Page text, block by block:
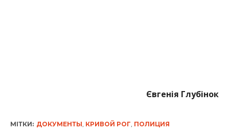
Євгенія Глубінок
МІТКИ: ДОКУМЕНТЫ КРИВОЙ РОГ ПОЛИЦИЯ